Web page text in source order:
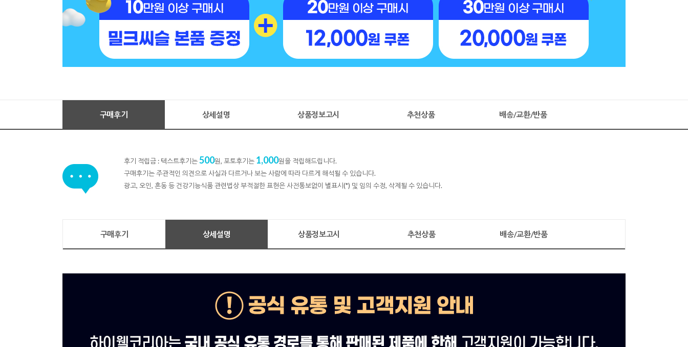
구매후기 상세설명 상품정보고시 추천상품 배송/교환/반품
후기 적립금 : 텍스트후기는500원, 포토후기는 1,000원을 적립해드립니다.
구매후기는 주관적인 의견으로 사실과 다르거나 보는 사람에 따라 다르게 해석될 수 있습니다.
광고, 오인, 혼동 등 건강기능식품 관련법상 부적절한 표현은 사전통보없이 별표시(*) 및 임의 수정, 삭제될 수 있습니다.
구매후기 상세설명 상품정보고시 추천상품 배송/교환/반품